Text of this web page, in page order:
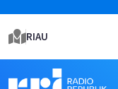
RIAU